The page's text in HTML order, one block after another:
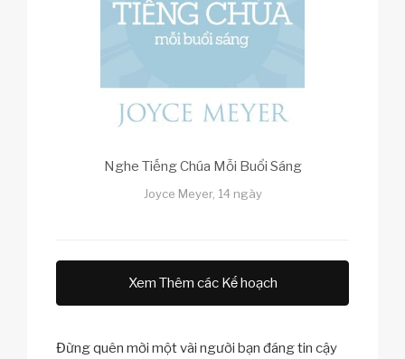
Nghe Tiếng Chúa Mỗi Buổi Sáng
Joyce Meyer, 14 ngày
Xem Thêm các Kế hoạch
Đừng quên mời một vài người bạn đáng tin cậy